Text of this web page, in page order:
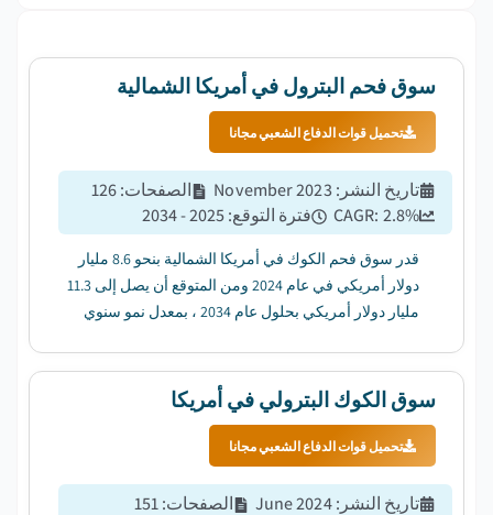
سوق فحم البترول في أمريكا الشمالية
تحميل قوات الدفاع الشعبي مجانا
تاريخ النشر :
November 2023 الصفحات:
126
CAGR: 2.8% فترة التوقع:
2025 - 2034
قدر سوق فحم الكوك في أمريكا الشمالية بنحو 8.6 مليار
دولار أمريكي في عام 2024 ومن المتوقع أن يصل إلى 11.3
مليار دولار أمريكي بحلول عام 2034 ، بمعدل نمو سنوي
سوق الكوك البترولي في أمريكا
تحميل قوات الدفاع الشعبي مجانا
تاريخ النشر :
June 2024 الصفحات:
151